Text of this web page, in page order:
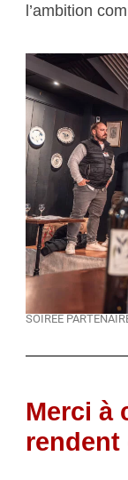
l’ambition
SOIREE
Merci à
rendent